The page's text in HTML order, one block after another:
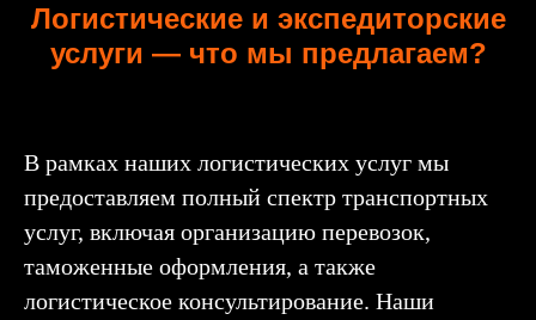
Логистические и экспедиторские
услуги — что мы предлагаем?
В рамках наших логистических услуг мы
предоставляем полный спектр транспортных
услуг, включая организацию перевозок,
таможенные оформления, а также
логистическое консультирование. Наши